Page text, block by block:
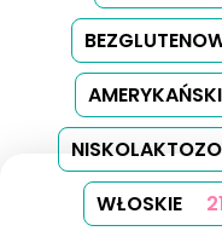
WŁOSKIE